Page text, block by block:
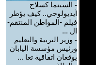
- السينما كسلاح
أيديولوجي.. كيف يؤطر
فيلم -المواطن المنتقم-
ال ...
- وزير التربية والتعليم
ورئيس مؤسسة اليابان
يوقعان اتفاقية تعا ...